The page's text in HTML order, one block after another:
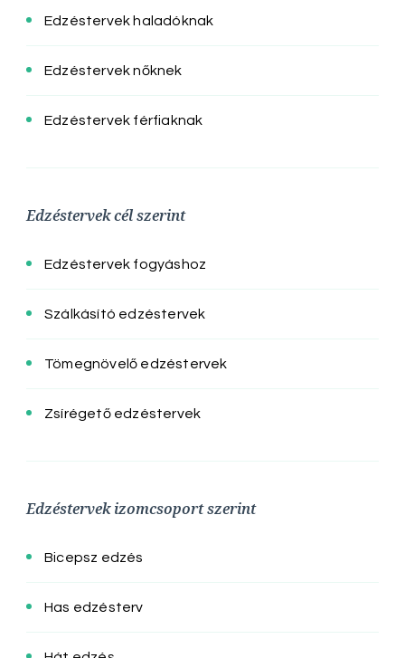
Edzéstervek haladóknak
Edzéstervek nőknek
Edzéstervek férfiaknak
Edzéstervek cél szerint
Edzéstervek fogyáshoz
Szálkásító edzéstervek
Tömegnövelő edzéstervek
Zsírégető edzéstervek
Edzéstervek izomcsoport szerint
Bicepsz edzés
Has edzésterv